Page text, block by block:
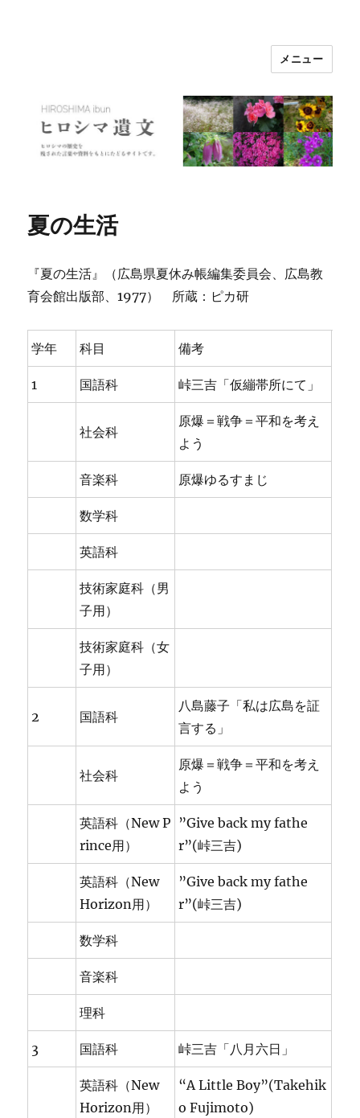
メニュー
夏の生活
『夏の生活』（広島県夏休み帳編集委員会、広島教
育会館出版部、1977） 所蔵：ピカ研
学年 科目 備考
1 国語科 峠三吉「仮繃帯所にて」
社会科
原爆＝戦争＝平和を考え
よう
音楽科 原爆ゆるすまじ
数学科
英語科
技術家庭科（男
子用）
技術家庭科（女
子用）
2 国語科
八島藤子「私は広島を証
言する」
社会科
原爆＝戦争＝平和を考え
よう
英語科（New P
rince用）
”Give back my fathe
r”(峠三吉)
英語科（New
Horizon用）
”Give back my fathe
r”(峠三吉)
数学科
音楽科
理科
3 国語科 峠三吉「八月六日」
英語科（New
Horizon用）
“A Little Boy”(Takehik
o Fujimoto)